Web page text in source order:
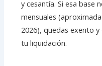
y cesantía. Si esa base
mensuales
2026), quedas exento
tu liquidación.